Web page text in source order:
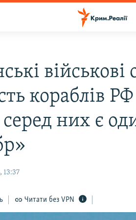
військові
кораблів
них є
13:37
Читати без VPN